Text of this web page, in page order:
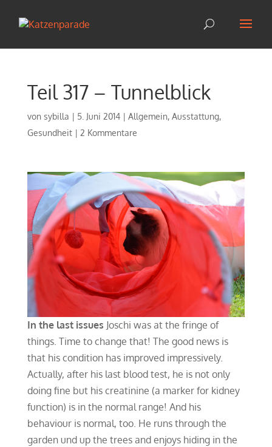
Teil 317 – Tunnelblick
von sybilla | 5. Juni 2014| Allgemein, Ausstattung,
Gesundheit| 2 Kommentare
In the last issues Joschi was at the fringe of
things. Time to change that! The good news is
that his condition has improved impressively.
Actually, after his last blood test, he is not only
doing fine but his creatinine (a marker for kidney
function) is in the normal range! And his
behaviour is normal, too. He runs through the
garden und up the trees and enjoys hiding in the